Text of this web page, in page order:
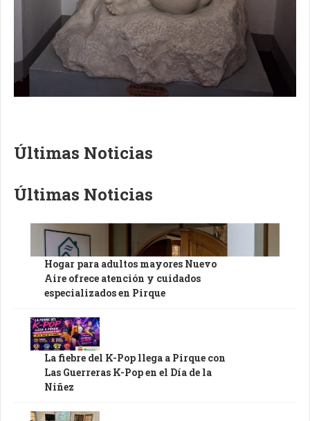
Últimas Noticias
Últimas Noticias
Hogar para adultos mayores Nuevo
Aire ofrece atención y cuidados
especializados en Pirque
La fiebre del K-Pop llega a Pirque con
Las Guerreras K-Pop en el Día de la
Niñez